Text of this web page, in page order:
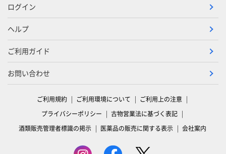
ログイン
ヘルプ
ご利用ガイド
お問い合わせ
ご利用規約 ご利用環境について
ご利用上の注意
プライバシーポリシー
古物営業法に基づく表記
酒類販売管理者標識の掲示
医薬品の販売に関する表示 会社案内